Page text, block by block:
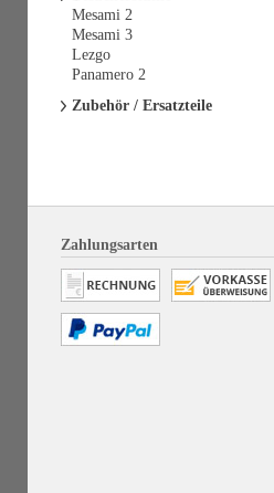
Mesami 2
Mesami 3
Lezgo
Panamero 2
Zubehör / Ersatzteile
Zahlungsarten